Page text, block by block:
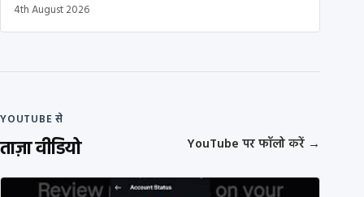
4th August 2026
YOUTUBE से
ताज़ा वीडियो YouTube पर फॉलो करें →